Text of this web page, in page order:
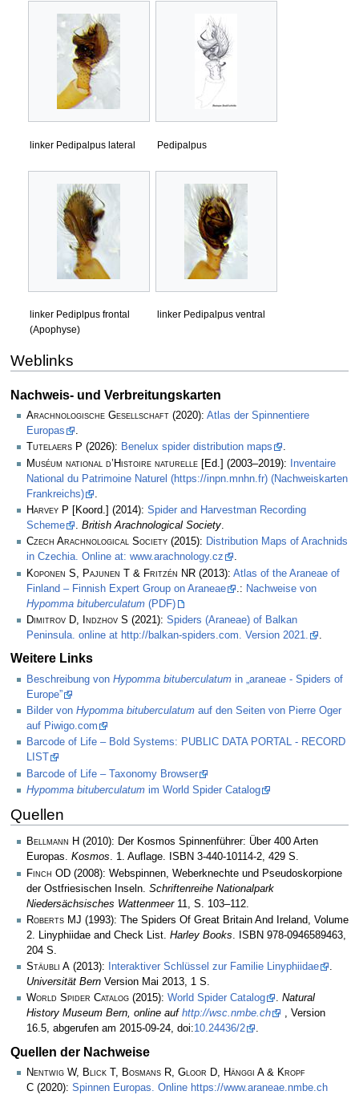
linker Pedipalpus lateral Pedipalpus
linker Pediplpus frontal
(Apophyse)
linker Pedipalpus ventral
Weblinks
Nachweis- und Verbreitungskarten
Arachnologische Gesellschaft (2020): Atlas der Spinnentiere
Europas
.
Tutelaers P (2026): Benelux spider distribution maps
.
Muséum national d’Histoire naturelle [Ed.] (2003–2019):
Inventaire
National du Patrimoine Naturel (https://inpn.mnhn.fr) (Nachweiskarten
Frankreichs)
Harvey P [Koord.] (2014): Spider and Harvestman Recording
Scheme
. British Arachnological Society.
Czech Arachnological Society (2015): Distribution Maps of Arachnids
in Czechia. Online at: www.arachnology.cz
.
Koponen S, Pajunen T & Fritzén NR (2013): Atlas of the Araneae of
Finland – Finnish Expert Group on Araneae
.: Nachweise von
Hypomma bituberculatum (PDF)
Dimitrov D, Indzhov S (2021): Spiders (Araneae) of Balkan
Peninsula. online at http://balkan-spiders.com. Version 2021.
.
Weitere Links
Beschreibung von Hypomma bituberculatum in „araneae - Spiders of
Europe”
Bilder von Hypomma bituberculatum auf den Seiten von Pierre Oger
auf Piwigo.com
Barcode of Life – Bold Systems: PUBLIC DATA PORTAL - RECORD
LIST
Barcode of Life – Taxonomy Browser
Hypomma bituberculatum im World Spider Catalog
Quellen
Bellmann H (2010): Der Kosmos Spinnenführer: Über 400 Arten
Europas. Kosmos. 1. Auflage. ISBN 3-440-10114-2, 429 S.
Finch OD (2008): Webspinnen, Weberknechte und Pseudoskorpione
der Ostfriesischen Inseln. Schriftenreihe Nationalpark
Niedersächsisches Wattenmeer11, S. 103–112.
Roberts MJ (1993): The Spiders Of Great Britain And Ireland, Volume
2. Linyphiidae and Check List. Harley Books. ISBN 978-0946589463,
204 S.
Stäubli A (2013): Interaktiver Schlüssel zur Familie Linyphiidae
.
Universität Bern Version Mai 2013, 1 S.
World Spider Catalog (2015): World Spider Catalog . Natural
History Museum Bern, online auf http://wsc.nmbe.ch
, Version
16.5, abgerufen am 2015-09-24, doi:10.24436/2 .
Quellen der Nachweise
Nentwig W, Blick T, Bosmans R, Gloor D, Hänggi A & Kropf
C (2020): Spinnen Europas. Online https://www.araneae.nmbe.ch